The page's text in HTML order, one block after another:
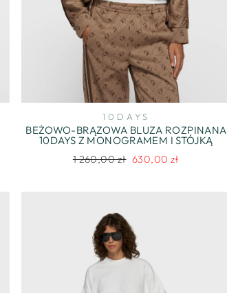
10DAYS
BEŻOWO-BRĄZOWA BLUZA ROZPINANA
10DAYS Z MONOGRAMEM I STÓJKĄ
Regularna
1 260,00 zł Cena
630,00 zł